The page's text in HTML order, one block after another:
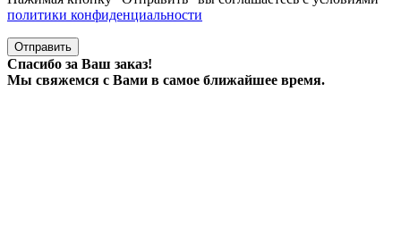
политики конфиденциальности
Отправить
Спасибо за Ваш заказ!
Мы свяжемся с Вами в самое ближайшее время.